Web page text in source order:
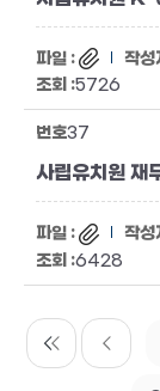
5726
37
사립유치원 재
6428